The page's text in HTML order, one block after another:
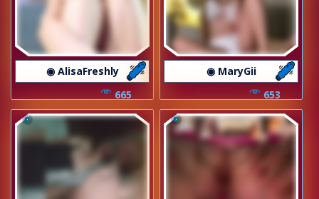
◉ AlisaFreshly
665
◉ MaryGii
653